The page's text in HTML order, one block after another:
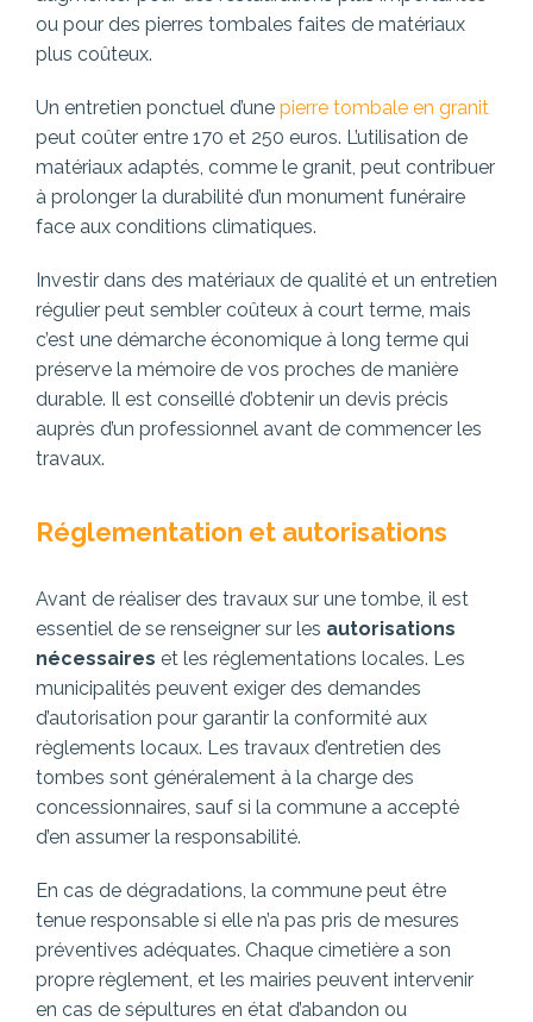
ou pour des pierres tombales faites de matériaux
plus coûteux.
Un entretien ponctuel d’une pierre tombale en granit
peut coûter entre 170 et 250 euros. L’utilisation de
matériaux adaptés, comme le granit, peut contribuer
à prolonger la durabilité d’un monument funéraire
face aux conditions climatiques.
Investir dans des matériaux de qualité et un entretien
régulier peut sembler coûteux à court terme, mais
c’est une démarche économique à long terme qui
préserve la mémoire de vos proches de manière
durable. Il est conseillé d’obtenir un devis précis
auprès d’un professionnel avant de commencer les
travaux.
Réglementation et autorisations
Avant de réaliser des travaux sur une tombe, il est
essentiel de se renseigner sur les autorisations
nécessaires et les réglementations locales. Les
municipalités peuvent exiger des demandes
d’autorisation pour garantir la conformité aux
règlements locaux. Les travaux d’entretien des
tombes sont généralement à la charge des
concessionnaires, sauf si la commune a accepté
d’en assumer la responsabilité.
En cas de dégradations, la commune peut être
tenue responsable si elle n’a pas pris de mesures
préventives adéquates. Chaque cimetière a son
propre règlement, et les mairies peuvent intervenir
en cas de sépultures en état d’abandon ou